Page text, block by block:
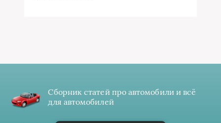
Сборник статей про автомобили и всё
для автомобилей